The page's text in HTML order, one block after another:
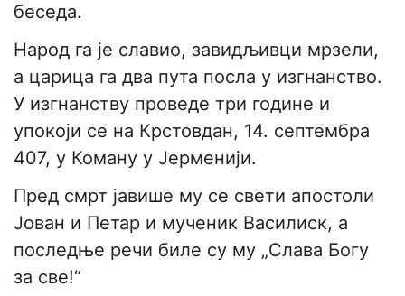
беседа.
Народ га је славио, завидљивци мрзели,
а царица га два пута посла у изгнанство.
У изгнанству проведе три године и
упокоји се на Крстовдан, 14. септембра
407, у Коману у Јерменији.
Пред смрт јавише му се свети апостоли
Јован и Петар и мученик Василиск, а
последње речи биле су му „Слава Богу
за све!“